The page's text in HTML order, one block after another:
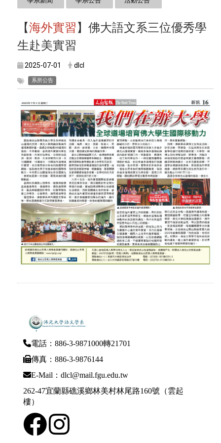
【海外實習 】佛大語文系三位優秀學
生赴美實習
2025-07-01 dlcl
系所公告
電話：886-3-9871000轉21701
傳真：886-3-9876144
E-Mail：dlcl@mail.fgu.edu.tw
262-47宜蘭縣礁溪鄉林美村林尾路160號（雲起
樓）